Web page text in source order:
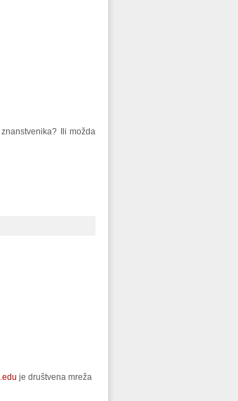
Ili možda
je društvena mreža